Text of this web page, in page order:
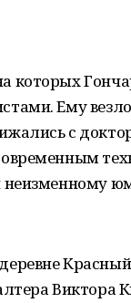
которых
Ему
с
неизменному
Виктора